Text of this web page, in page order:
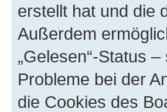
erstellt hat und die
Außerdem
„Gelesen“-Status
Probleme bei der
die Cookies des